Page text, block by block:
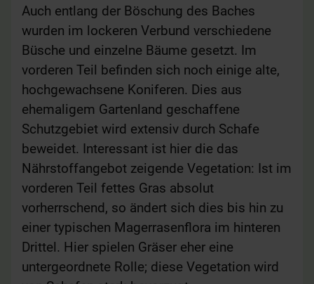
Auch entlang der Böschung des Baches
wurden im lockeren Verbund verschiedene
Büsche und einzelne Bäume gesetzt. Im
vorderen Teil befinden sich noch einige alte,
hochgewachsene Koniferen. Dies aus
ehemaligem Gartenland geschaffene
Schutzgebiet wird extensiv durch Schafe
beweidet. Interessant ist hier die das
Nährstoffangebot zeigende Vegetation: Ist im
vorderen Teil fettes Gras absolut
vorherrschend, so ändert sich dies bis hin zu
einer typischen Magerrasenflora im hinteren
Drittel. Hier spielen Gräser eher eine
untergeordnete Rolle; diese Vegetation wird